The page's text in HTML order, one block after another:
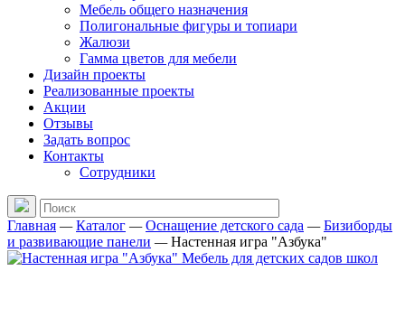
Мебель общего назначения
Полигональные фигуры и топиари
Жалюзи
Гамма цветов для мебели
Дизайн проекты
Реализованные проекты
Акции
Отзывы
Задать вопрос
Контакты
Сотрудники
Главная —Каталог —Оснащение детского сада —Бизиборды
и развивающие панели —Настенная игра "Азбука"